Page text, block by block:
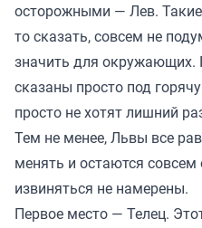
осторожными — Лев.
то сказать, совсем не
значить для окружающих.
сказаны просто под
просто не хотят лишний
Тем не менее, Львы все
менять и остаются
извиняться не намерены.
Первое место — Телец.